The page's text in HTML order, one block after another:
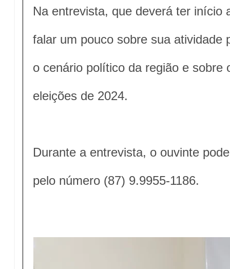
Na entrevista, que deverá ter início
falar um pouco sobre sua atividade
o cenário político da região e sobre
eleições de 2024.
Durante a entrevista, o ouvinte
pelo número (87) 9.9955-1186.